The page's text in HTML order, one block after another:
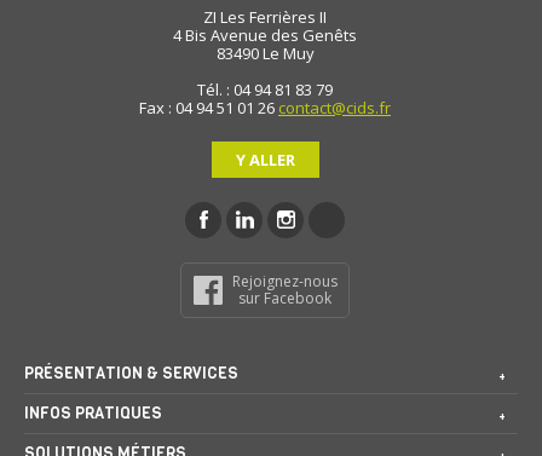
ZI Les Ferrières II
4 Bis Avenue des Genêts
83490Le Muy
Tél. : 04 94 81 83 79
Fax : 04 94 51 01 26 contact@cids.fr
Y ALLER
Rejoignez-nous
sur Facebook
PRÉSENTATION & SERVICES
INFOS PRATIQUES